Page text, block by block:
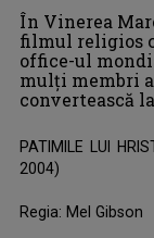
În Vinerea
filmul religios
office-ul
mulți membri
convertească
PATIMILE LUI
2004)
Regia: Mel Gibson